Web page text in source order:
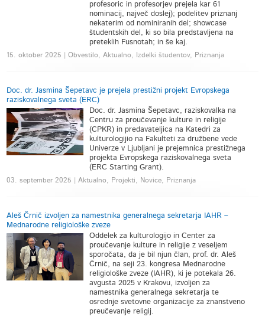
profesoric in profesorjev prejela kar 61
nominacij, največ doslej); podelitev priznanj
nekaterim od nominiranih del; showcase
študentskih del, ki so bila predstavljena na
preteklih Fusnotah; in še kaj.
15. oktober 2025 | Obvestilo, Aktualno, Izdelki študentov, Priznanja
Doc. dr. Jasmina Šepetavc je prejela prestižni projekt Evropskega
raziskovalnega sveta (ERC)
Doc. dr. Jasmina Šepetavc, raziskovalka na
Centru za proučevanje kulture in religije
(CPKR) in predavateljica na Katedri za
kulturologijio na Fakulteti za družbene vede
Univerze v Ljubljani je prejemnica prestižnega
projekta Evropskega raziskovalnega sveta
(ERC Starting Grant).
03. september 2025 | Aktualno, Projekti, Novice, Priznanja
Aleš Črnič izvoljen za namestnika generalnega sekretarja IAHR –
Mednarodne religiološke zveze
Oddelek za kulturologijo in Center za
proučevanje kulture in religije z veseljem
sporočata, da je bil njun član, prof. dr. Aleš
Črnič, na seji 23. kongresa Mednarodne
religiološke zveze (IAHR), ki je potekala 26.
avgusta 2025 v Krakovu, izvoljen za
namestnika generalnega sekretarja te
osrednje svetovne organizacije za znanstveno
preučevanje religij.